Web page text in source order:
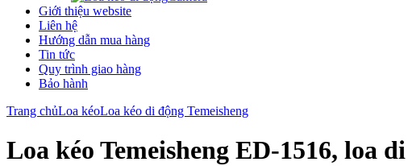
Giới thiệu website
Liên hệ
Hướng dẫn mua hàng
Tin tức
Quy trình giao hàng
Bảo hành
Trang chủLoa kéoLoa kéo di động Temeisheng
Loa kéo Temeisheng ED-1516, loa